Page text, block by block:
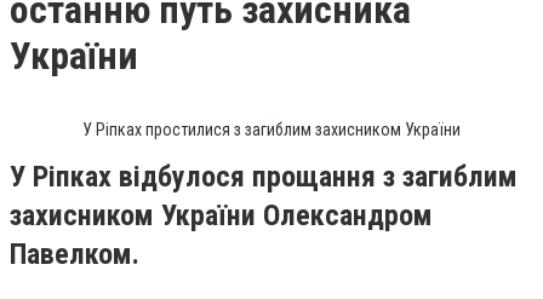
останню путь захисника
України
У Ріпках простилися з загиблим захисником України
У Ріпках відбулося прощання з загиблим
захисником України Олександром
Павелком.